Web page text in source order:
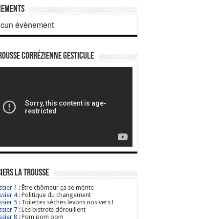
évènement
corrézienne gesticule
La Trousse
1 : Être chômeur ça se mérite
4: Politique du changement
5 : Toilettes sèches levons nos vers !
7 : Les bistrots dérouillent
8 : Pom pom pom